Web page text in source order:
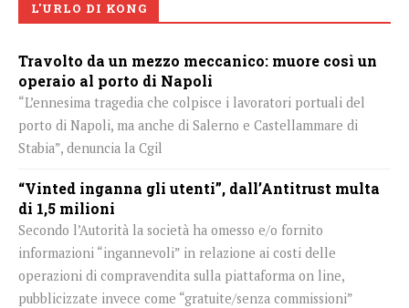
L'URLO DI KONG
Travolto da un mezzo meccanico: muore così un
operaio al porto di Napoli
“L’ennesima tragedia che colpisce i lavoratori portuali del
porto di Napoli, ma anche di Salerno e Castellammare di
Stabia”, denuncia la Cgil
“Vinted inganna gli utenti”, dall’Antitrust multa
di 1,5 milioni
Secondo l’Autorità la società ha omesso e/o fornito
informazioni “ingannevoli” in relazione ai costi delle
operazioni di compravendita sulla piattaforma on line,
pubblicizzate invece come “gratuite/senza commissioni”